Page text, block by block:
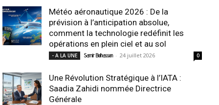
Météo aéronautique 2026 : De la
prévision à l’anticipation absolue,
comment la technologie redéfinit les
opérations en plein ciel et au sol
- A LA UNE Samir Belhassen - 24 juillet 2026 0
Une Révolution Stratégique à l’IATA :
Saadia Zahidi nommée Directrice
Générale